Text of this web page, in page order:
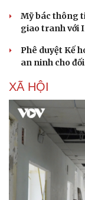
Mỹ bác thông
giao tranh với
Phê duyệt Kế
an ninh cho
XÃ HỘI